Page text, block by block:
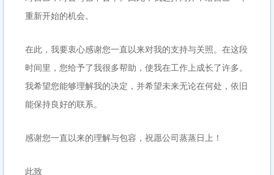
重新开始的机会。
在此，我要衷心感谢您一直以来对我的支持与关照。在这段
时间里，您给予了我很多帮助，使我在工作上成长了许多。
我希望您能够理解我的决定，并希望未来无论在何处，依旧
能保持良好的联系。
感谢您一直以来的理解与包容，祝愿公司蒸蒸日上！
此致